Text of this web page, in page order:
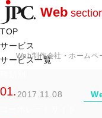
Web
TOP
サービス
サービス一覧
01.
Web制作会社・ホームペ
2017.11.08